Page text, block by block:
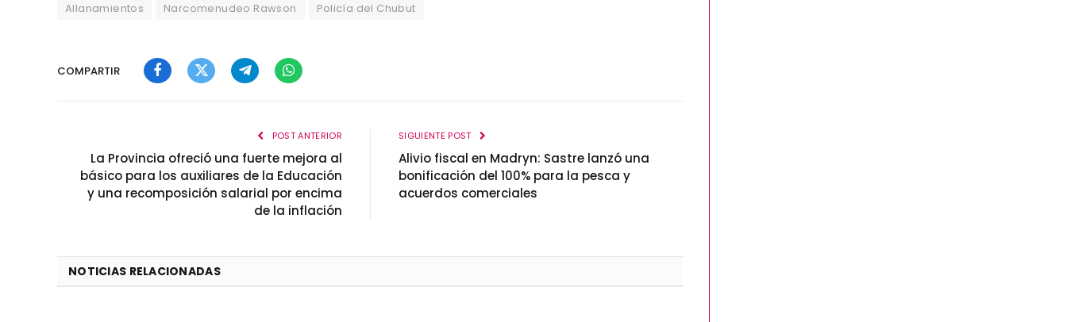
Allanamientos Narcomenudeo Rawson Policía del Chubut
COMPARTIR
FacebookTwitterTelegramWhatsApp
POST ANTERIOR
La Provincia ofreció una fuerte mejora al
básico para los auxiliares de la Educación
y una recomposición salarial por encima
de la inflación
SIGUIENTE POST
Alivio fiscal en Madryn: Sastre lanzó una
bonificación del 100% para la pesca y
acuerdos comerciales
NOTICIAS RELACIONADAS